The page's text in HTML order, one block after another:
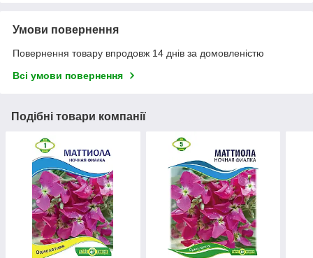
Умови повернення
Повернення товару впродовж 14 днів за домовленістю
Всі умови повернення
Подібні товари компанії